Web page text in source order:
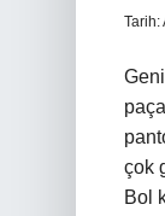
Tarih:
çok
Bol